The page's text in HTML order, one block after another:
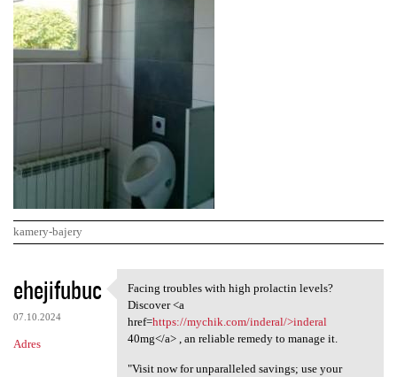
kamery-bajery
K
o
m
e
ehejifubuc
07.10.2024
Adres
Facing troubles with high
Facing troubles with high prolactin levels?
Discover <a
href=https://mychik.com/inderal/>inderal
40mg</a> , an reliable remedy to manage it.
"Visit now for unparalleled savings; use your